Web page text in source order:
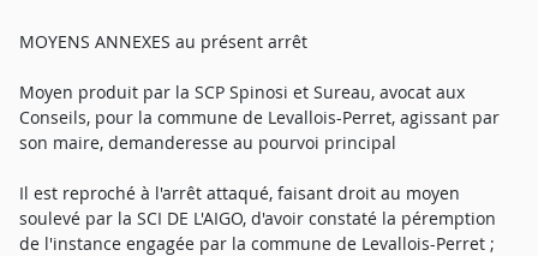
MOYENS ANNEXES au présent arrêt
Moyen produit par la SCP Spinosi et Sureau, avocat aux
Conseils, pour la commune de Levallois-Perret, agissant par
son maire, demanderesse au pourvoi principal
Il est reproché à l'arrêt attaqué, faisant droit au moyen
soulevé par la SCI DE L'AIGO, d'avoir constaté la péremption
de l'instance engagée par la commune de Levallois-Perret ;